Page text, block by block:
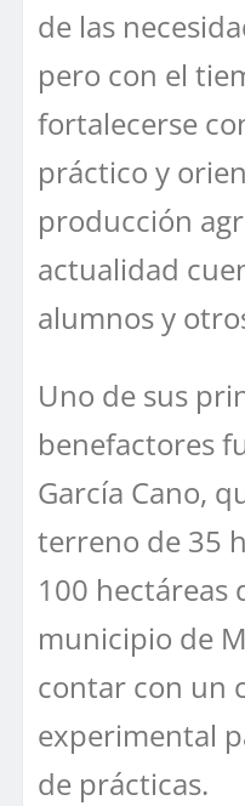
de las
pero con el
fortalecerse
práctico y
producción
actualidad
alumnos y
Uno de sus
benefactores
García Cano,
terreno de 35
100 hectáreas
municipio de
contar con un
experimental
de prácticas.